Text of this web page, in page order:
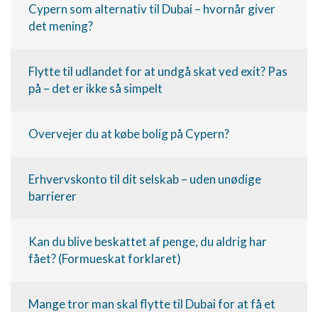
Cypern som alternativ til Dubai – hvornår giver
det mening?
Flytte til udlandet for at undgå skat ved exit? Pas
på – det er ikke så simpelt
Overvejer du at købe bolig på Cypern?
Erhvervskonto til dit selskab – uden unødige
barrierer
Kan du blive beskattet af penge, du aldrig har
fået? (Formueskat forklaret)
Mange tror man skal flytte til Dubai for at få et
Ydeevne
Annoncering / marketing